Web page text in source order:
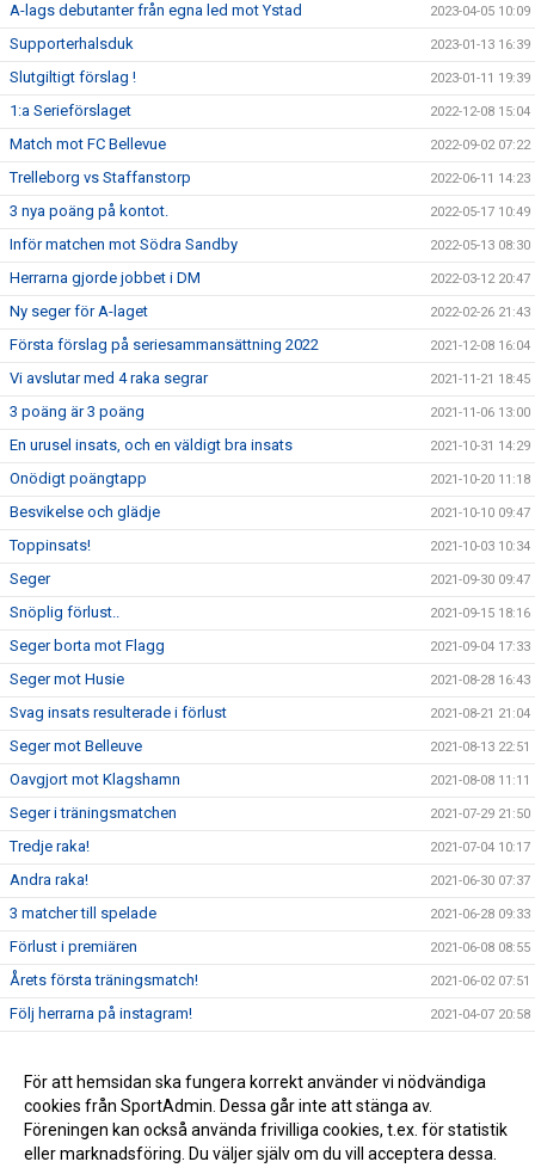
A-lags debutanter från egna led mot Ystad 2023-04-05 10:09
Supporterhalsduk 2023-01-13 16:39
Slutgiltigt förslag ! 2023-01-11 19:39
1:a Serieförslaget 2022-12-08 15:04
Match mot FC Bellevue 2022-09-02 07:22
Trelleborg vs Staffanstorp 2022-06-11 14:23
3 nya poäng på kontot. 2022-05-17 10:49
Inför matchen mot Södra Sandby 2022-05-13 08:30
Herrarna gjorde jobbet i DM 2022-03-12 20:47
Ny seger för A-laget 2022-02-26 21:43
Första förslag på seriesammansättning 2022 2021-12-08 16:04
Vi avslutar med 4 raka segrar 2021-11-21 18:45
3 poäng är 3 poäng 2021-11-06 13:00
En urusel insats, och en väldigt bra insats 2021-10-31 14:29
Onödigt poängtapp 2021-10-20 11:18
Besvikelse och glädje 2021-10-10 09:47
Toppinsats! 2021-10-03 10:34
Seger 2021-09-30 09:47
Snöplig förlust.. 2021-09-15 18:16
Seger borta mot Flagg 2021-09-04 17:33
Seger mot Husie 2021-08-28 16:43
Svag insats resulterade i förlust 2021-08-21 21:04
Seger mot Belleuve 2021-08-13 22:51
Oavgjort mot Klagshamn 2021-08-08 11:11
Seger i träningsmatchen 2021-07-29 21:50
Tredje raka! 2021-07-04 10:17
Andra raka! 2021-06-30 07:37
3 matcher till spelade 2021-06-28 09:33
Förlust i premiären 2021-06-08 08:55
Årets första träningsmatch! 2021-06-02 07:51
Följ herrarna på instagram! 2021-04-07 20:58
RESTRIKTIONER 2021-02-10 16:58
Första förslag på serieindelning 2020-11-05 10:42
För att hemsidan ska fungera korrekt använder vi nödvändiga
cookies från SportAdmin. Dessa går inte att stänga av.
Föreningen kan också använda frivilliga cookies, t.ex. för statistik
eller marknadsföring. Du väljer själv om du vill acceptera dessa.